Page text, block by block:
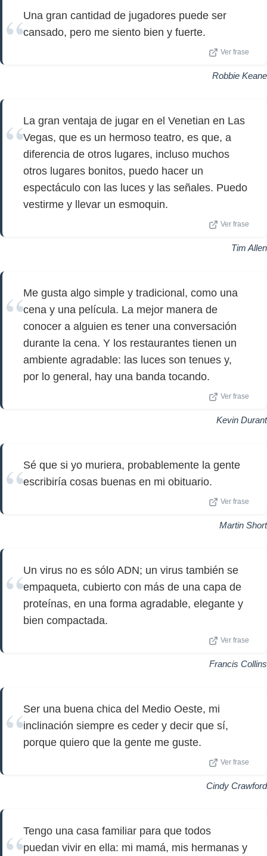
Una gran cantidad de jugadores puede ser
cansado, pero me siento bien y fuerte.
Ver frase
Robbie Keane
La gran ventaja de jugar en el Venetian en Las
Vegas, que es un hermoso teatro, es que, a
diferencia de otros lugares, incluso muchos
otros lugares bonitos, puedo hacer un
espectáculo con las luces y las señales. Puedo
vestirme y llevar un esmoquin.
Ver frase
Tim Allen
Me gusta algo simple y tradicional, como una
cena y una película. La mejor manera de
conocer a alguien es tener una conversación
durante la cena. Y los restaurantes tienen un
ambiente agradable: las luces son tenues y,
por lo general, hay una banda tocando.
Ver frase
Kevin Durant
Sé que si yo muriera, probablemente la gente
escribiría cosas buenas en mi obituario.
Ver frase
Martin Short
Un virus no es sólo ADN; un virus también se
empaqueta, cubierto con más de una capa de
proteínas, en una forma agradable, elegante y
bien compactada.
Ver frase
Francis Collins
Ser una buena chica del Medio Oeste, mi
inclinación siempre es ceder y decir que sí,
porque quiero que la gente me guste.
Ver frase
Cindy Crawford
Tengo una casa familiar para que todos
puedan vivir en ella: mi mamá, mis hermanas y